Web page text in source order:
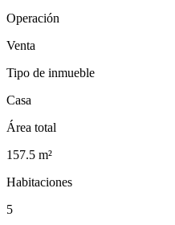
Operación
Venta
Tipo de inmueble
Casa
Área total
157.5 m²
Habitaciones
5